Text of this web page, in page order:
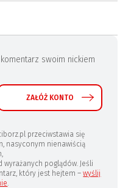
swoim nickiem
ZAŁÓŻ KONTO
przeciwstawia się
nasyconym nienawiścią
wyrażanych poglądów. Jeśli
który jest hejtem –wyślij